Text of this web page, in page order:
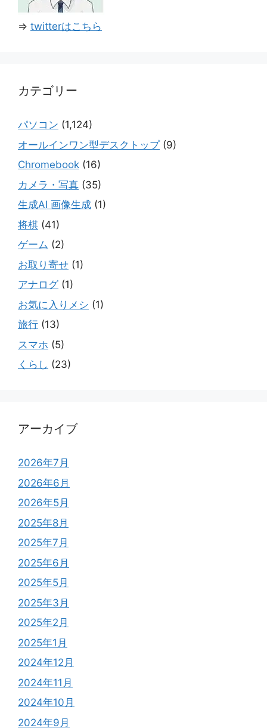
⇒ twitterはこちら
カテゴリー
パソコン (1,124)
オールインワン型デスクトップ(9)
Chromebook (16)
カメラ・写真 (35)
生成AI 画像生成 (1)
将棋 (41)
ゲーム (2)
お取り寄せ (1)
アナログ(1)
お気に入りメシ (1)
旅行 (13)
スマホ (5)
くらし (23)
アーカイブ
2026年7月
2026年6月
2026年5月
2025年8月
2025年7月
2025年6月
2025年5月
2025年3月
2025年2月
2025年1月
2024年12月
2024年11月
2024年10月
2024年9月